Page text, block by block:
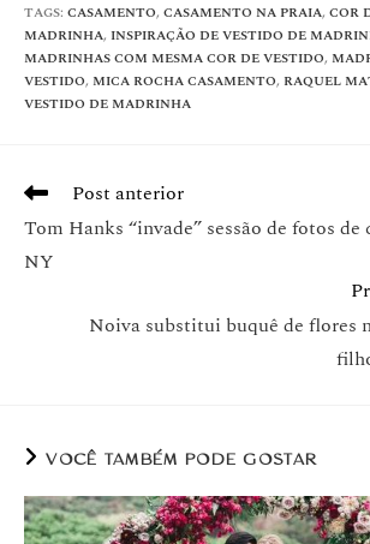
TAGS: CASAMENTO, CASAMENTO NA PRAIA, COR
MADRINHA, INSPIRAÇÃO DE VESTIDO DE
MADRINHAS COM MESMA COR DE VESTIDO,
VESTIDO, MICA ROCHA CASAMENTO, RAQUEL
VESTIDO DE MADRINHA
Post anterior
Tom Hanks “invade” sessão de fotos de
NY
Noiva substitui buquê de flores
VOCÊ TAMBÉM PODE GOSTAR